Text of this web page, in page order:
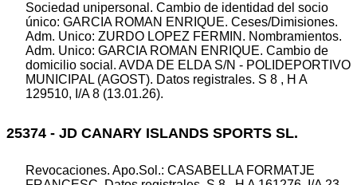
Sociedad unipersonal. Cambio de identidad del socio
único: GARCIA ROMAN ENRIQUE. Ceses/Dimisiones.
Adm. Unico: ZURDO LOPEZ FERMIN. Nombramientos.
Adm. Unico: GARCIA ROMAN ENRIQUE. Cambio de
domicilio social. AVDA DE ELDA S/N - POLIDEPORTIVO
MUNICIPAL (AGOST). Datos registrales. S 8 , H A
129510, I/A 8 (13.01.26).
25374 - JD CANARY ISLANDS SPORTS SL.
Revocaciones. Apo.Sol.: CASABELLA FORMATJE